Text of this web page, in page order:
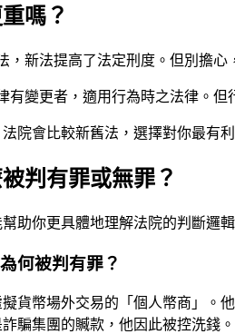
嗎？
，新法提高了法定刑度。但別擔
有變更者，適用行為時之法律。
院會比較新舊法，選擇對你最有
判有罪或無罪？
助你更具體地理解法院的判斷邏輯
何被判有罪？
貨幣場外交易的「個人幣商」
騙集團的贓款，他因此被控洗錢